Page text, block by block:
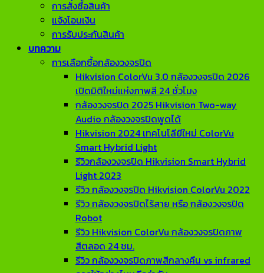
การสั่งซื้อสินค้า
แจ้งโอนเงิน
การรับประกันสินค้า
บทความ
การเลือกซื้อกล้องวงจรปิด
Hikvision ColorVu 3.0 กล้องวงจรปิด 2026
เปิดมิติใหม่แห่งภาพสี 24 ชั่วโมง
กล้องวงจรปิด 2025 Hikvision Two-way
Audio กล้องวงจรปิดพูดได้
Hikvision 2024 เทคโนโลียีใหม่ ColorVu
Smart Hybrid Light
รีวิวกล้องวงจรปิด Hikvision Smart Hybrid
Light 2023
รีวิว กล้องวงจรปิด Hikvision ColorVu 2022
รีวิว กล้องวงจรปิดไร้สาย หรือ กล้องวงจรปิด
Robot
รีวิว Hikvision ColorVu กล้องวงจรปิดภาพ
สีตลอด 24 ชม.
รีวิว กล้องวงจรปิดภาพสีกลางคืน vs infrared